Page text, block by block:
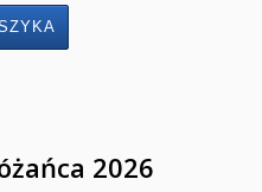
2026